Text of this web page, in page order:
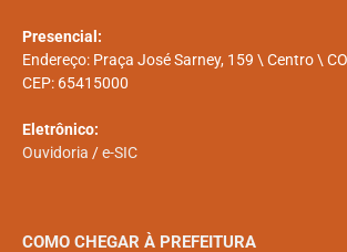
Presencial:
Endereço: Praça José Sarney, 159 \ Centro \
CEP: 65415000
Eletrônico:
Ouvidoria /e-SIC
COMO CHEGAR À PREFEITURA